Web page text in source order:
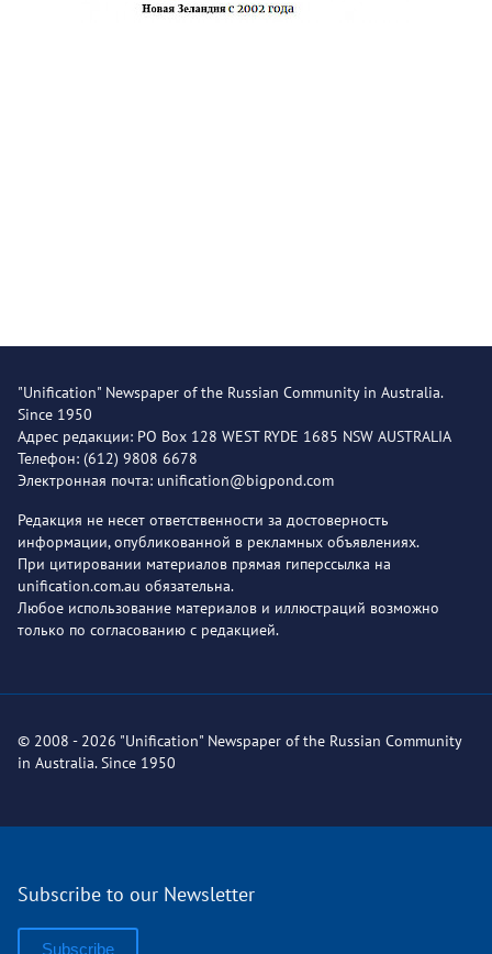
"Unification" Newspaper of the Russian Community in Australia.
Since 1950
Адрес редакции: PO Box 128 WEST RYDE 1685 NSW AUSTRALIA
Телефон: (612) 9808 6678
Электронная почта: unification@bigpond.com
Редакция не несет ответственности за достоверность
информации, опубликованной в рекламных объявлениях.
При цитировании материалов прямая гиперссылка на
unification.com.au обязательна.
Любое использование материалов и иллюстраций возможно
только по согласованию с редакцией.
© 2008 - 2026 "Unification" Newspaper of the Russian Community
in Australia. Since 1950
Subscribe to our Newsletter
Subscribe